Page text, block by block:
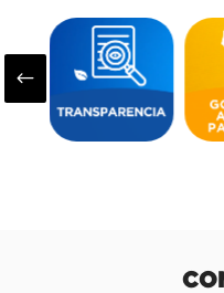
#